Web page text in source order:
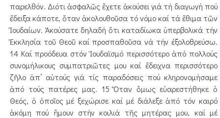
παρελθόν. Διότι ἀσφα­λῶς ἔχε­τε ἀκούσει γιά τή διαγωγή πού
ἔδειξα κά­ποτε, ὅταν ἀκο­λουθοῦσα τό νόμο καί τά ἔθιμα τῶν
Ἰου­δαίων. Ἀκού­­σατε δηλαδή ὅτι καταδίωκα ὑπερβολικά τήν
Ἐκκλησία τοῦ Θεοῦ καί προσπαθοῦσα νά τήν ἐξολοθρεύσω.
14 Καί προόδευα στόν Ἰουδαϊσμό περισσότερο ἀπό πολλούς
συνομήλικους συμπατριῶτες μου καί ἔδειχνα περισσότερο
ζῆλο ἀπ’ αὐτούς γιά τίς παραδόσεις πού κληρονομήσαμε
ἀπό τούς πατέρες μας. 15 Ὅταν ὅμως εὐαρεστήθηκε ὁ
Θεός, ὁ ὁποῖος μέ ξεχώρισε καί μέ διάλεξε ἀπό τόν καιρό
ἀκόμη πού ἤμουν στήν κοιλιά τῆς μητέρας μου, καί μέ